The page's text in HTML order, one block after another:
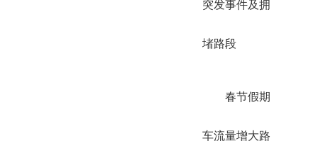
突发事件及拥
堵路段
春节假期
车流量增大路